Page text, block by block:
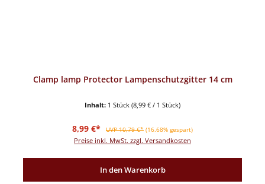
Clamp lamp Protector Lampenschutzgitter 14 cm
Inhalt: 1 Stück (8,99 € / 1 Stück)
Verkaufspreis:
8,99 €* Regulärer Preis:
UVP 10,79 €* (16.68% gespart)
Preise inkl. MwSt. zzgl. Versandkosten
In den Warenkorb